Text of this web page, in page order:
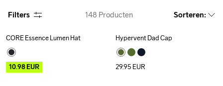
Filters 148 Producten Sorteren:
Outlet Recycled
CORE Essence Lumen Hat
10.98EUR
Hypervent Dad Cap
29.95 EUR